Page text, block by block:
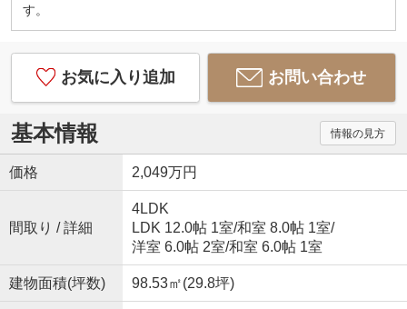
す。
お気に入り追加 お問い合わせ
基本情報 情報の見方
価格 2,049万円
間取り / 詳細
4LDK
LDK 12.0帖 1室/和室 8.0帖 1室/
洋室 6.0帖 2室/和室 6.0帖 1室
建物面積(坪数) 98.53㎡(29.8坪)